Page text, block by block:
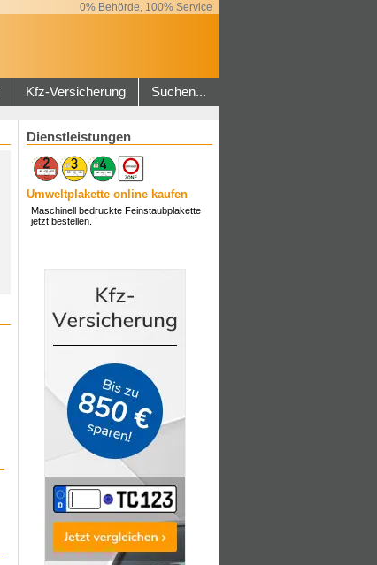
0% Behörde, 100% Service
Kfz-Versicherung Suchen...
Dienstleistungen
Umweltplakette online kaufen
Maschinell bedruckte Feinstaubplakette
jetzt bestellen.